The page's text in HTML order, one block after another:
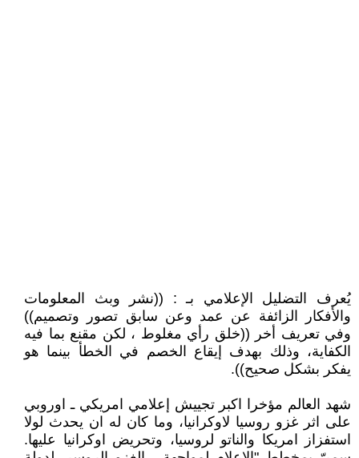
يُعرف التضليل الإعلامي بـ : ((نشر وبث المعلومات
والأفكار الزائفة عن عمد وعن سابق تصور وتصميم))
وفي تعريف أخر ((خلق رأي مغلوط ، لكن مقنع بما فيه
الكفاية، وذلك بهدف إيقاع الخصم في الخطأ بينما هو
يفكر بشكل صحيح)).
شهد العالم مؤخرا اكبر تجييش إعلامي امريكي ـ اوروبي
على اثر غزو روسيا لاوكرانيا، وما كان له ان يحدث لولا
استفزاز امريكا والناتو لروسيا، وتحريض اوكرانيا عليها.